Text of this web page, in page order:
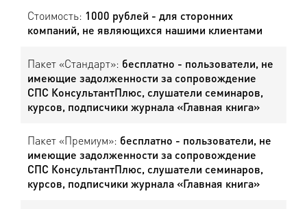
Стоимость: 1000 рублей - для сторонних
компаний, не являющихся нашими клиентами
Пакет «Стандарт»: бесплатно - пользователи, не
имеющие задолженности за сопровождение
СПС КонсультантПлюс, слушатели семинаров,
курсов, подписчики журнала «Главная книга»
Пакет «Премиум»: бесплатно - пользователи, не
имеющие задолженности за сопровождение
СПС КонсультантПлюс, слушатели семинаров,
курсов, подписчики журнала «Главная книга»